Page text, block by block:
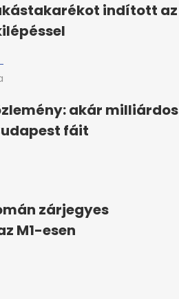
indított az
akár milliárdos
fáit
zárjegyes
M1-esen